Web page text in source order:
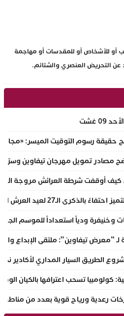
أو للأشخاص أو للمقدسات أو مهاجمة
عن التحريض العنصري والشتائم.
غشت
حقيقة رسوم التوقيت الميسر:
مصادر تمويل مهرجان تيفاوين وسرّ
كيف أوقفت شرطة العرائش مروجة
وتطلق مبادرة نبيلة لمحاربة الهدر المدرسي
وخنيفرة ودياً استعداداً للموسم
لـ “معرض تيفاوين”: ملتقى الإبداع
الطريق السيار المداري لأكادير
كولومبيا تسحب اعترافها بالكيان
رعدية ورياح قوية بعدد من مناطق